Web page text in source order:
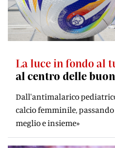
La luce in fondo al
al centro delle
Dall'antimalarico
calcio femminile,
meglio e insieme»